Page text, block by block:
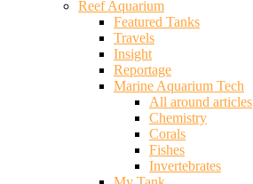
Reef Aquarium
Featured Tanks
Travels
Insight
Reportage
Marine Aquarium Tech
All around articles
Chemistry
Corals
Fishes
Invertebrates